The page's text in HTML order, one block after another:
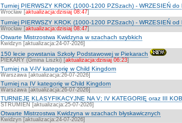
Turniej PIERWSZY KROK (1000-1200 PZSzach) - WRZESIEŃ do
Wrocław [aktualizacja:dzisiaj 08:47]
Turniej PIERWSZY KROK (1000-1200 PZSzach) - WRZESIEŃ od
Wrocław [aktualizacja:dzisiaj 08:47]
Otwarte Mistrzostwa Kwidzyna w szachach szybkich
Kwidzyn [aktualizacja:24-07-2026]
150 lecie powstania Szkoły Podstawowej w Piekarach
PIEKARY (Gmina Liszki) [aktualizacja:dzisiaj 06:23]
Turniej na V-IV kategorię w Child Kingdom
Warszawa [aktualizacja:26-07-2026]
Turniej na IV kategorię w Child Kingdom
Warszawa [aktualizacja:26-07-2026]
TURNIEJE KLASYFIKACYJNE NA V; IV KATEGORIĘ oraz III
STRUMIEŃ [aktualizacja:25-07-2026]
Otwarte Mistrzostwa Kwidzyna w szachach błyskawicznych
Kwidzyn [aktualizacja:24-07-2026]